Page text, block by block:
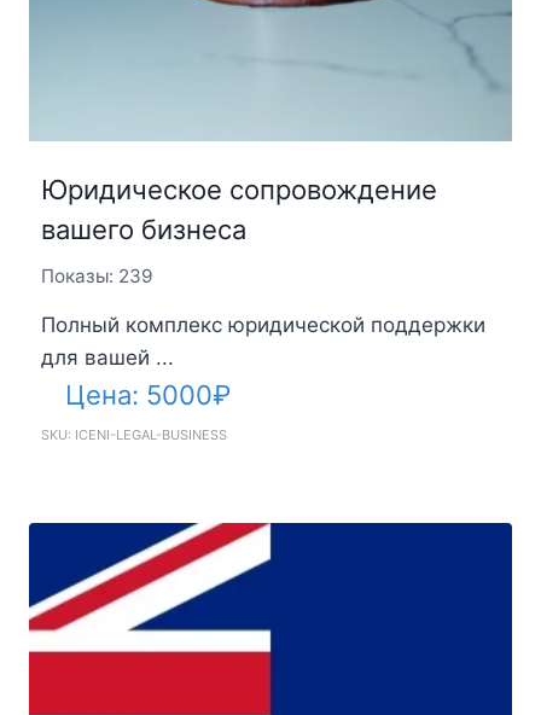
Юридическое сопровождение
вашего бизнеса
Показы: 239
Полный комплекс юридической поддержки
для вашей ...
Цена: 5000₽
SKU: ICENI-LEGAL-BUSINESS